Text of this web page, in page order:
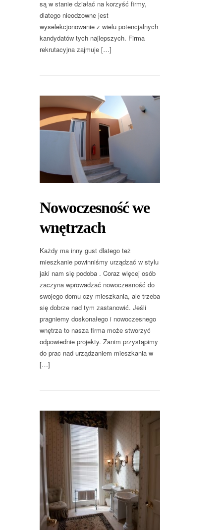
są w stanie działać na korzyść firmy,
dlatego nieodzowne jest
wyselekcjonowanie z wielu potencjalnych
kandydatów tych najlepszych. Firma
rekrutacyjna zajmuje […]
Nowoczesność we
wnętrzach
Każdy ma inny gust dlatego też
mieszkanie powinniśmy urządzać w stylu
jaki nam się podoba . Coraz więcej osób
zaczyna wprowadzać nowoczesność do
swojego domu czy mieszkania, ale trzeba
się dobrze nad tym zastanowić. Jeśli
pragniemy doskonałego i nowoczesnego
wnętrza to nasza firma może stworzyć
odpowiednie projekty. Zanim przystąpimy
do prac nad urządzaniem mieszkania w
[…]